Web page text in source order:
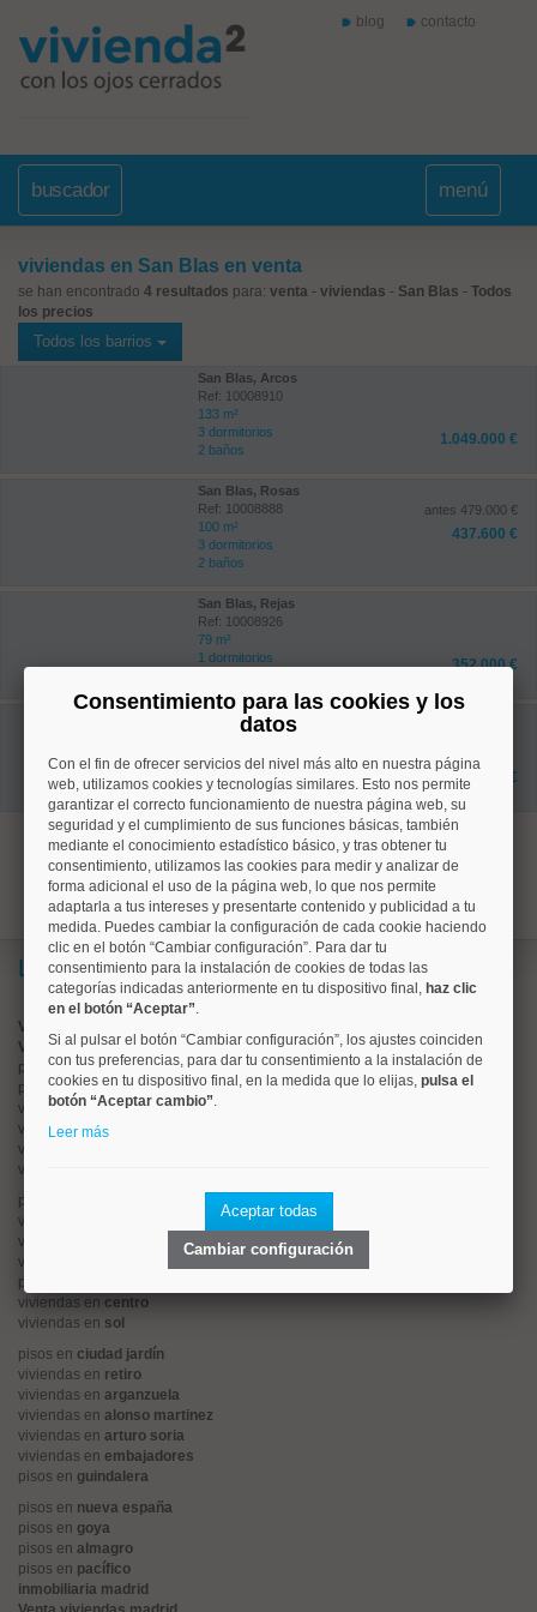
blog contacto
buscador menú
viviendas en San Blas en venta
se han encontrado 4 resultados para: venta - viviendas - San Blas - Todos
los precios
Todos los barrios
San Blas, Arcos
Ref: 10008910
133 m²
3 dormitorios
2 baños
1.049.000 €
San Blas, Rosas
Ref: 10008888
100 m²
3 dormitorios
2 baños
antes 479.000 €
437.600 €
San Blas, Rejas
Ref: 10008926
79 m²
1 dormitorios
352.000 €
San Blas, Simancas
Ref: 10008898
1 dormitorios
1 baños
185.000 €
1
Lo más buscado
Valorar vivienda online
Vender piso
pisos en chamberí
pisos enmoncloa
viviendas enargüelles
viviendas entetuán
viviendas en
viviendas en
pisos en
viviendas en
viviendas en
hispanoamerica
viviendas en
pisos en
viviendas en centro
viviendas en sol
pisos en ciudad jardín
viviendas en retiro
viviendas en arganzuela
viviendas en alonso martinez
viviendas en arturo soria
viviendas en embajadores
pisos en guindalera
pisos en nueva españa
pisos en goya
pisos en almagro
pisos en pacífico
inmobiliaria madrid
Consentimiento para las cookies y los
datos
Con el fin de ofrecer servicios del nivel más alto en nuestra página
web, utilizamos cookies y tecnologías similares. Esto nos permite
garantizar el correcto funcionamiento de nuestra página web, su
seguridad y el cumplimiento de sus funciones básicas, también
mediante el conocimiento estadístico básico, y tras obtener tu
consentimiento, utilizamos las cookies para medir y analizar de
forma adicional el uso de la página web, lo que nos permite
adaptarla a tus intereses y presentarte contenido y publicidad a tu
medida. Puedes cambiar la configuración de cada cookie haciendo
clic en el botón “Cambiar configuración”. Para dar tu
consentimiento para la instalación de cookies de todas las
categorías indicadas anteriormente en tu dispositivo final, haz clic
en el botón “Aceptar”.
Si al pulsar el botón “Cambiar configuración”, los ajustes coinciden
con tus preferencias, para dar tu consentimiento a la instalación de
cookies en tu dispositivo final, en la medida que lo elijas, pulsa el
botón “Aceptar cambio”.
Leer más
Aceptar todas
Cambiar configuración